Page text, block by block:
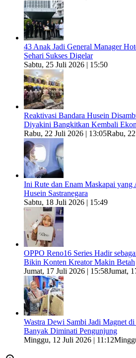
43 Anak Jadi General Manager
Sehari Sukses Digelar
Sabtu, 25 Juli 2026 | 15:50
Reaktivasi Bandara Husein
Diyakini Bangkitkan Kembali
Rabu, 22 Juli 2026 | 13:05Rabu,
Ini Rute dan Enam Maskapai yang
Husein Sastranegara
Sabtu, 18 Juli 2026 | 15:49
OPPO Reno16 Series Hadir
Bikin Konten Kreator Makin Betah
Jumat, 17 Juli 2026 | 15:58Jumat,
Wastra Dewi Sambi Jadi Magnet di
Banyak Diminati Pengunjung
Minggu, 12 Juli 2026 | 11:12